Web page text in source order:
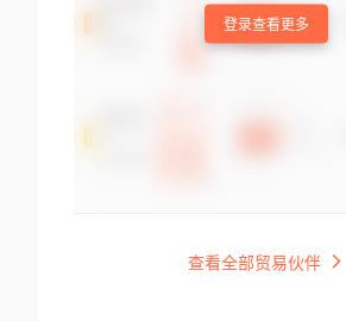
登录查看更多
查看全部贸易伙伴